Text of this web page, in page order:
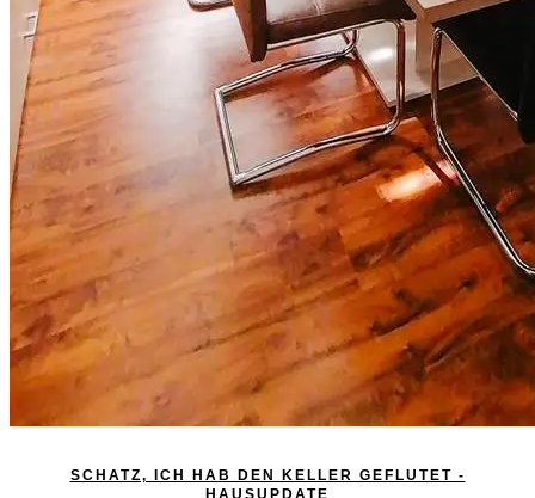
SCHATZ, ICH HAB DEN KELLER GEFLUTET -
HAUSUPDATE